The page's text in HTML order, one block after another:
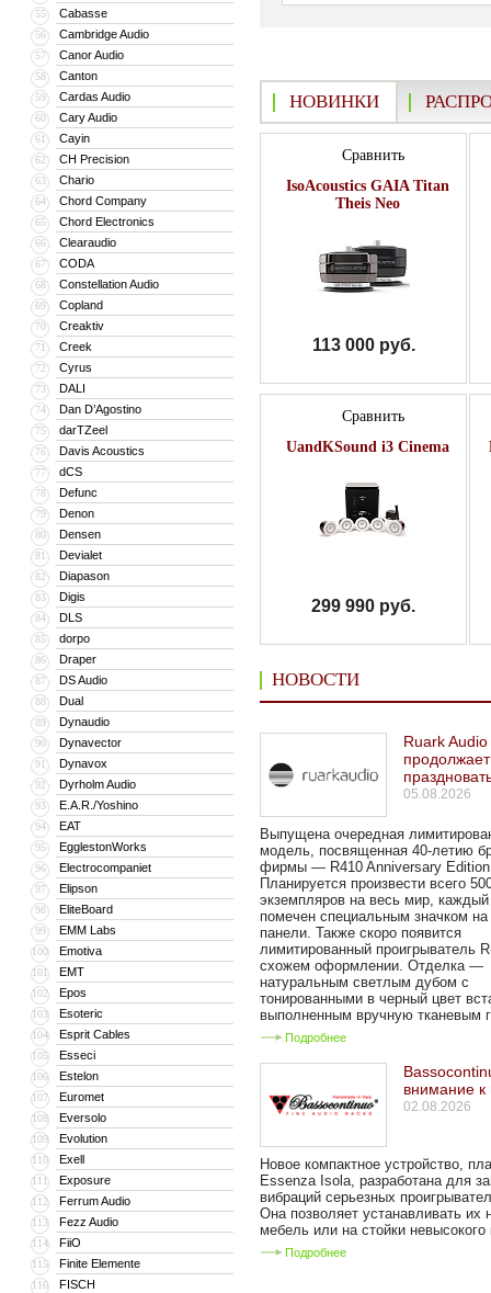
55 Cabasse
56 Cambridge Audio
57 Canor Audio
58 Canton
59 Cardas Audio
60 Cary Audio
61 Cayin
62 CH Precision
63 Chario
64 Chord Company
65 Chord Electronics
66 Clearaudio
67 CODA
68 Constellation Audio
69 Copland
70 Creaktiv
71 Creek
72 Cyrus
73 DALI
74 Dan D’Agostino
75 darTZeel
76 Davis Acoustics
77 dCS
78 Defunc
79 Denon
80 Densen
81 Devialet
82 Diapason
83 Digis
84 DLS
85 dorpo
86 Draper
87 DS Audio
88 Dual
89 Dynaudio
90 Dynavector
91 Dynavox
92 Dyrholm Audio
93 E.A.R./Yoshino
94 EAT
95 EgglestonWorks
96 Electrocompaniet
97 Elipson
98 EliteBoard
99 EMM Labs
100 Emotiva
101 EMT
102 Epos
103 Esoteric
104 Esprit Cables
105 Esseci
106 Estelon
107 Euromet
108 Eversolo
109 Evolution
110 Exell
111 Exposure
112 Ferrum Audio
113 Fezz Audio
114 FiiO
115 Finite Elemente
116 FISCH
НОВИНКИ
Сравнить
IsoAcoustics GAIA Titan
Theis Neo
113 000 руб.
Сравнить
UandKSound i3 Cinema
299 990 руб.
НОВОСТИ
Ruark Audio
продолжает
05.08.2026
Выпущена очередная
модель, посвященная 40-летию
фирмы — R410 Anniversary
Планируется произвести всего
экземпляров на весь мир, каждый
помечен специальным значком на
панели. Также скоро появится
лимитированный проигрыватель
схожем оформлении. Отделка —
натуральным светлым дубом с
тонированными в черный цвет
выполненным вручную тканевым
Подробнее
внимание к
02.08.2026
Новое компактное устройство,
Essenza Isola, разработана для
вибраций серьезных
Она позволяет устанавливать их
мебель или на стойки невысокого
Подробнее